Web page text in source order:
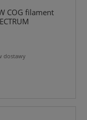
COG filament
dostawy